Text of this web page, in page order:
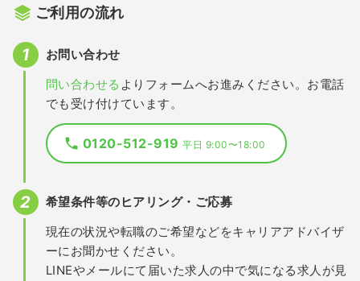
ご利用の流れ
お問い合わせ
問い合わせる よりフォームへお進みください。お電話
でも受け付けています。
0120-512-919平日 9:00〜18:00
希望条件等のヒアリング・ご応募
現在の状況や転職のご希望などをキャリアアドバイザ
ーにお聞かせください。
LINEやメールにて届いた求人の中で気になる求人が見